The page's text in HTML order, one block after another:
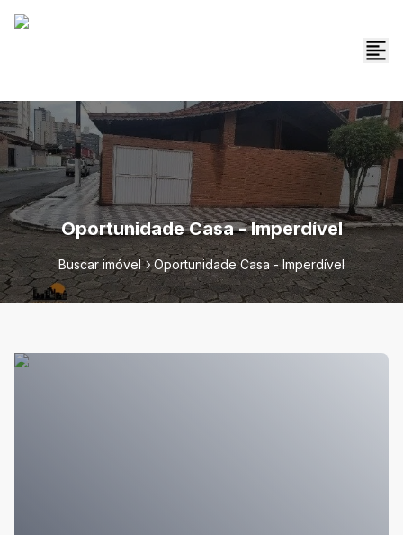
Oportunidade Casa - Imperdível
Buscar imóvel Oportunidade Casa - Imperdível